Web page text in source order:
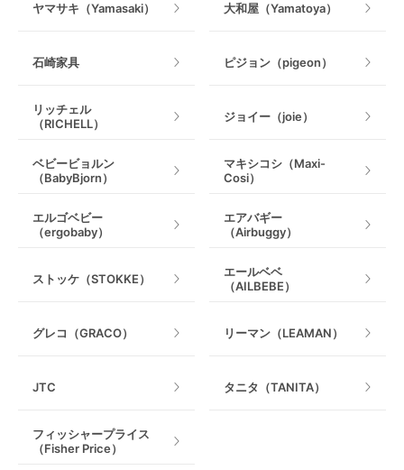
ヤマサキ（Yamasaki） 大和屋（Yamatoya）
石崎家具 ピジョン（pigeon）
リッチェル
（RICHELL）
ジョイー（joie）
ベビービョルン
（BabyBjorn）
マキシコシ（Maxi-
Cosi）
エルゴベビー
（ergobaby）
エアバギー
（Airbuggy）
ストッケ（STOKKE）
エールベベ
（AILBEBE）
グレコ（GRACO） リーマン（LEAMAN）
JTC タニタ（TANITA）
フィッシャープライス
（Fisher Price）